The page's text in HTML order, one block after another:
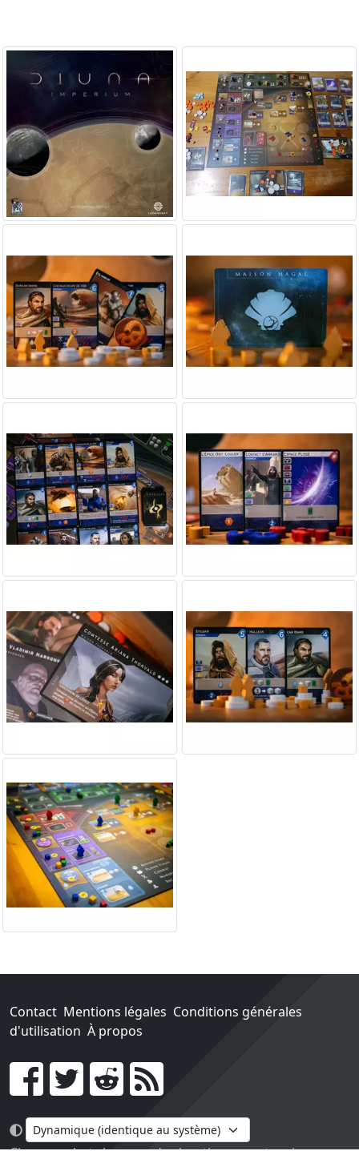
Contact Mentions légales Conditions générales
d'utilisation À propos
Go !